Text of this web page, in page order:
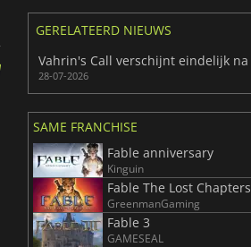
GERELATEERD NIEUWS
28-07-2026
SAME FRANCHISE
Fable anniversary
Kinguin
Fable The Lost Chapters
GreenmanGaming
Fable 3
GAMESEAL